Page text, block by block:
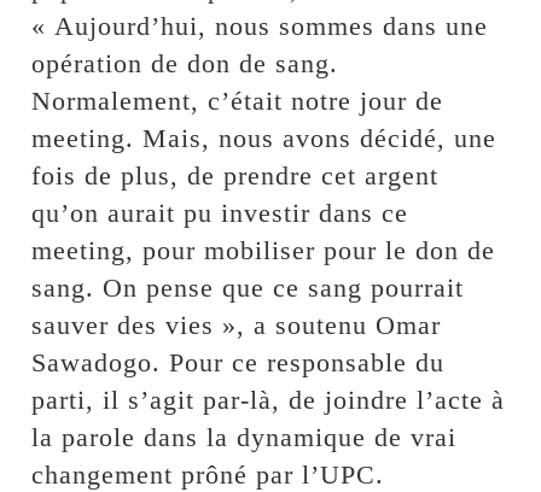
« Aujourd’hui, nous sommes dans une
opération de don de sang.
Normalement, c’était notre jour de
meeting. Mais, nous avons décidé, une
fois de plus, de prendre cet argent
qu’on aurait pu investir dans ce
meeting, pour mobiliser pour le don de
sang. On pense que ce sang pourrait
sauver des vies », a soutenu Omar
Sawadogo. Pour ce responsable du
parti, il s’agit par-là, de joindre l’acte à
la parole dans la dynamique de vrai
changement prôné par l’UPC.